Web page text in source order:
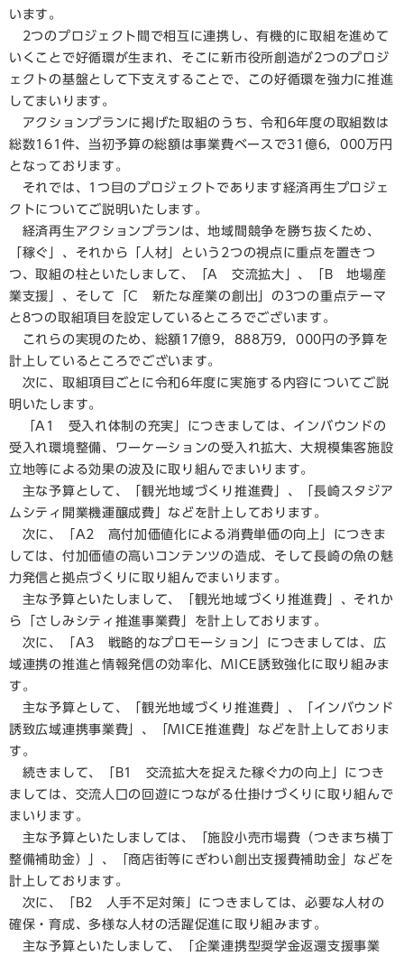
います。
2つのプロジェクト間で相互に連携し、有機的に取組を進めて
いくことで好循環が生まれ、そこに新市役所創造が2つのプロジ
ェクトの基盤として下支えすることで、この好循環を強力に推進
してまいります。
アクションプランに掲げた取組のうち、令和6年度の取組数は
総数161件、当初予算の総額は事業費ベースで31億6，000万円
となっております。
それでは、1つ目のプロジェクトであります経済再生プロジェ
クトについてご説明いたします。
経済再生アクションプランは、地域間競争を勝ち抜くため、
「稼ぐ」、それから「人材」という2つの視点に重点を置きつ
つ、取組の柱といたしまして、「A 交流拡大」、「B 地場産
業支援」、そして「C 新たな産業の創出」の3つの重点テーマ
と8つの取組項目を設定しているところでございます。
これらの実現のため、総額17億9，888万9，000円の予算を
計上しているところでございます。
次に、取組項目ごとに令和6年度に実施する内容についてご説
明いたします。
「A1 受入れ体制の充実」につきましては、インバウンドの
受入れ環境整備、ワーケーションの受入れ拡大、大規模集客施設
立地等による効果の波及に取り組んでまいります。
主な予算として、「観光地域づくり推進費」、「長崎スタジア
ムシティ開業機運醸成費」などを計上しております。
次に、「A2 高付加価値化による消費単価の向上」につきま
しては、付加価値の高いコンテンツの造成、そして長崎の魚の魅
力発信と拠点づくりに取り組んでまいります。
主な予算といたしまして、「観光地域づくり推進費」、それか
ら「さしみシティ推進事業費」を計上しております。
次に、「A3 戦略的なプロモーション」につきましては、広
域連携の推進と情報発信の効率化、MICE誘致強化に取り組みま
す。
主な予算として、「観光地域づくり推進費」、「インバウンド
誘致広域連携事業費」、「MICE推進費」などを計上しておりま
す。
続きまして、「B1 交流拡大を捉えた稼ぐ力の向上」につき
ましては、交流人口の回遊につながる仕掛けづくりに取り組んで
まいります。
主な予算といたしましては、「施設小売市場費（つきまち横丁
整備補助金）」、「商店街等にぎわい創出支援費補助金」などを
計上しております。
次に、「B2 人手不足対策」につきましては、必要な人材の
確保・育成、多様な人材の活躍促進に取り組みます。
主な予算といたしまして、「企業連携型奨学金返還支援事業